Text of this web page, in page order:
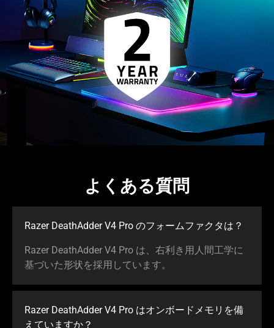
よくある質問
Razer DeathAdder V4 Pro のフォームファク タは ？
Razer DeathAdder V4 Pro は、右利き用人間工学に
基づいた形状を採用してい ます。
Razer DeathAdder V4 Pro はオンボードメモリを備
えていま すか ？